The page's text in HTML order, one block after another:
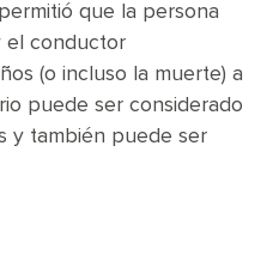
que la persona
el conductor
(o incluso la muerte) a
puede ser considerado
y también puede ser